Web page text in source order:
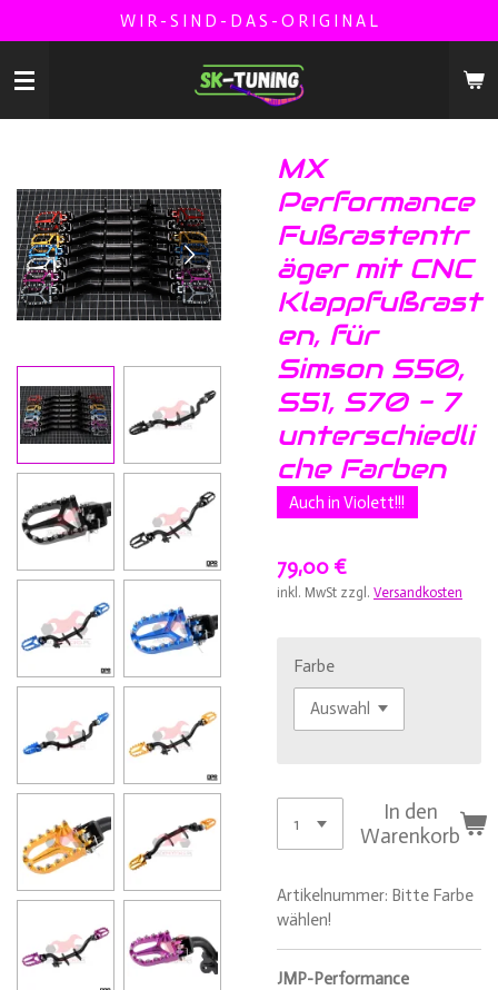
Hauptinhalt
springen
W I R - S I N D - D A S - O R I G I N A L
MX
Performance
Fußrastentr
äger mit CNC
Klappfußrast
en, für
Simson S50,
S51, S70 - 7
unterschiedli
che Farben
Auch in Violett!!!
79,00 €
inkl. MwSt zzgl. Versandkosten
Farbe
In den
Warenkorb
Artikelnummer: Bitte Farbe
wählen!
JMP-Performance